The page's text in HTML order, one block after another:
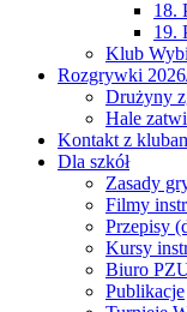
18.
19.
Klub
Rozgrywki
Drużyny
Hale
Kontakt z
Dla szkół
Zasady
Filmy
Przepisy
Kursy
Biuro
Publikacje